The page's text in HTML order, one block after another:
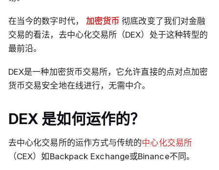
在当今的数字时代， 加密货币 彻底改变了我们对金融
交易的看法，去中心化交易所（DEX）处于这种转型的
最前沿。
DEX是一种加密货币交易所，它允许直接的点对点加密
货币交易安全地在线进行，无需中介。
DEX 是如何运作的？
去中心化交易所的运作方式与传统的中心化交易所
（CEX）如Backpack Exchange或Binance不同。